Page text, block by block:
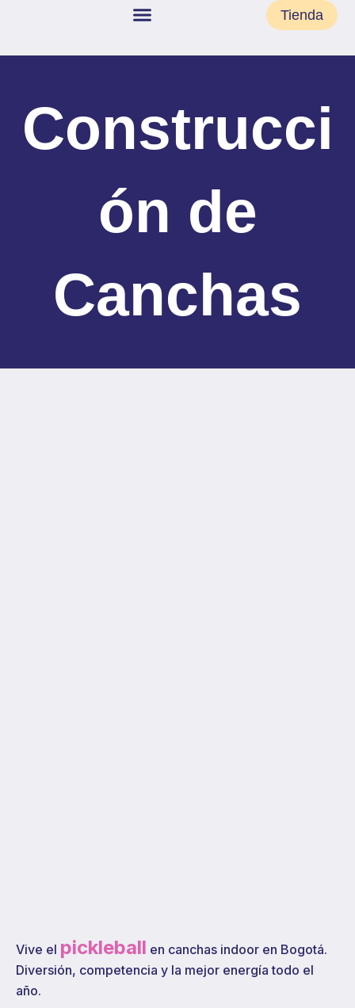
Tienda
Construcci
ón de
Canchas
Vive el pickleball en canchas indoor en Bogotá.
Diversión, competencia y la mejor energía todo el
año.